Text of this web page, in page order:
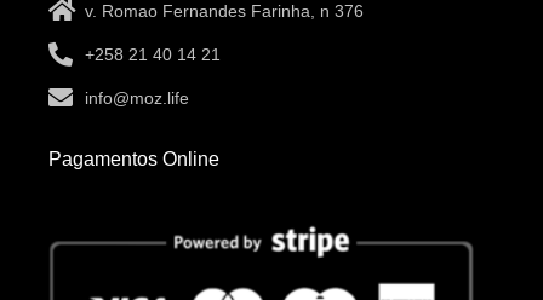
v. Romao Fernandes Farinha, n 376
+258 21 40 14 21
info@moz.life
Pagamentos Online